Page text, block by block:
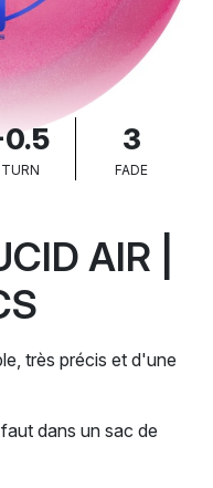
TURN
3
FADE
AIR |
très précis et d'une
dans un sac de